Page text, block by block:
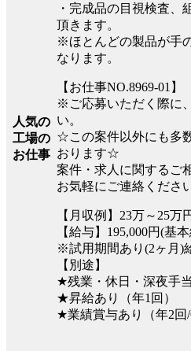
人気の
工場の
お仕事
・完成品の目視検査、
頂きます。
※ほとんどの製品が手
なります。
【お仕事NO.8969-01】
※ご応募いただく際に
い。
☆この案件以外にも多
おります☆
案件・求人に関するご
お気軽にご連絡くださ
【月収例】23万～25万
【給与】195,000円(基
※試用期間あり(2ヶ月)
【別途】
★残業・休日・深夜手当
★昇給あり（年1回）
★業績賞与あり（年2回/